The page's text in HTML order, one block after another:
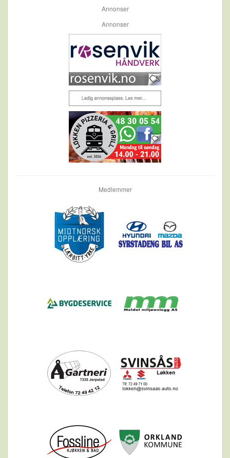
Annonser
Annonser
Medlemmer